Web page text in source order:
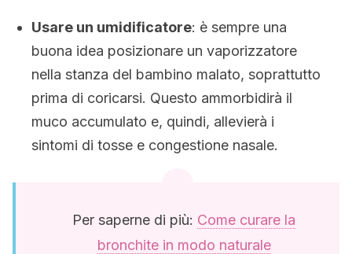
Usare un umidificatore: è sempre una
buona idea posizionare un vaporizzatore
nella stanza del bambino malato, soprattutto
prima di coricarsi. Questo ammorbidirà il
muco accumulato e, quindi, allevierà i
sintomi di tosse e congestione nasale.
Per saperne di più: Come curare la
bronchite in modo naturale